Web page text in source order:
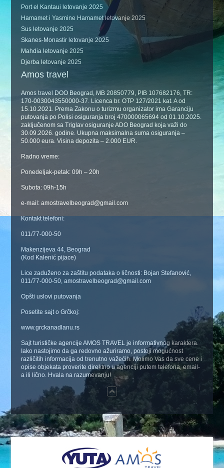
Port el Kantaui letovanje 2025
Hamamet i Yasmine Hamamet letovanje 2025
Sus letovanje 2025
Skanes-Monastir letovanje 2025
Mahdia letovanje 2025
Djerba letovanje 2025
Amos travel
Amos travel DOO Beograd, MB 20850779, PIB 107682176, TR:
170-0030043550000-37. Licenca br. OTP 127/2021 kat. A od
15.10.2021. Prema Zakonu o turizmu organizator ima Garanciju
putovanja po Polisi osiguranja broj 470000065694 od 01.10.2025.
zaključenom sa Triglav osiguranje ADO Beograd koja važi do
30.09.2026. godine. Ukupna maksimalna suma osiguranja –
50.000 eura. Visina depozita – 2.000 EUR.
Radno vreme:
Ponedeljak-petak: 09h – 20h
Subota: 09h-15h
e-mail: amostravelbeograd@gmail.com
Kontakt telefoni:
011/77-000-50
Makenzijeva 44, Beograd
(Kod Kalenić pijace)
Lice zaduženo za zaštitu podataka o ličnosti: Bojan Stefanović,
011/77-000-50, amostravelbeograd@gmail.com
Opšti uslovi putovanja
Posetite sajt o Grčkoj:
www.grckanadlanu.rs
Sajt turističke agencije AMOS TRAVEL je informativnog karaktera.
Iako nastojimo da ga redovno ažuriramo, postoji mogućnost
različitih informacija od trenutno važećih. Molimo Vas da sve cene i
opise objekata proverite direktno u agenciji putem telefona, email-
a ili lično. Hvala na razumevanju!